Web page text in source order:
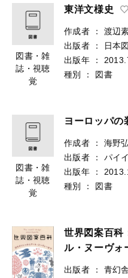
図書・雑
誌・視聴
覚
東洋文様史
作成者 ：
渡辺
出版者
：
日本
出版年
：
種別
： 図書
図書・雑
誌・視聴
覚
ヨーロッパの
作成者 ：
海野
出版者
：
パイ
出版年
：
種別
： 図書
世界図案百科
ル・ヌーヴォ
出版者 ：
青幻舎